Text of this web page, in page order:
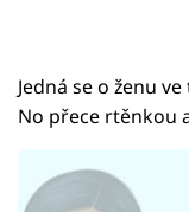
Jedná se o ženu
No přece rtěnkou